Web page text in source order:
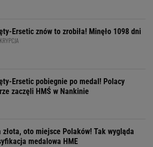
Ersetic znów to zrobiła! Minęło 1098 dni
Ersetic pobiegnie po medal! Polacy
zaczęli HMŚ w Nankinie
złota, oto miejsce Polaków! Tak wygląda
medalowa HME